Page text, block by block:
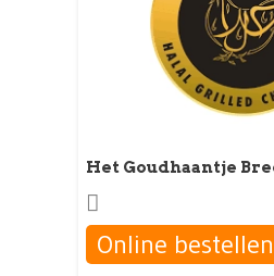
Het Goudhaantje
Online bestellen